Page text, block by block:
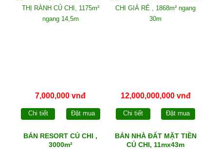
7,000,000 vnđ
Chi tiết Đặt mua
12,000,000,000 vnđ
Chi tiết Đặt mua
BÁN RESORT CỦ CHI ,
3000m²
BÁN NHÀ ĐẤT MẶT TIỀN
CỦ CHI, 11mx43m